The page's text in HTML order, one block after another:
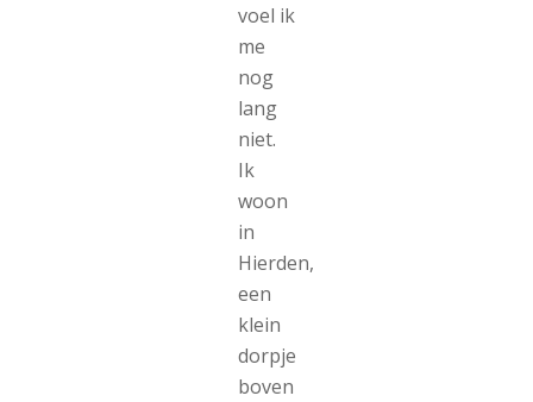
voel ik
me
nog
lang
niet.
Ik
woon
in
Hierden,
een
klein
dorpje
boven